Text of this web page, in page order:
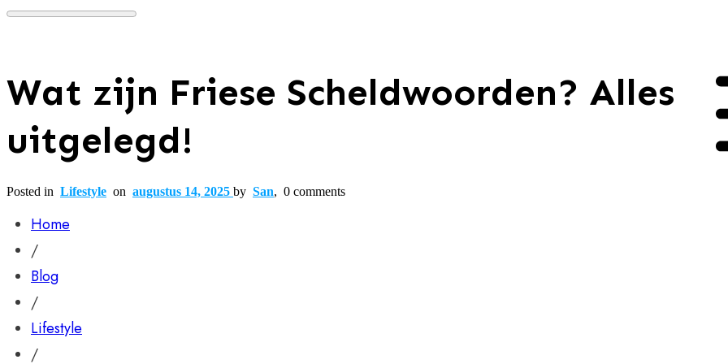
Wat zijn Friese Scheldwoorden? Alles
uitgelegd!
Posted in Lifestyle on augustus 14, 2025 by San, 0 comments
Home
/
Blog
/
Lifestyle
/